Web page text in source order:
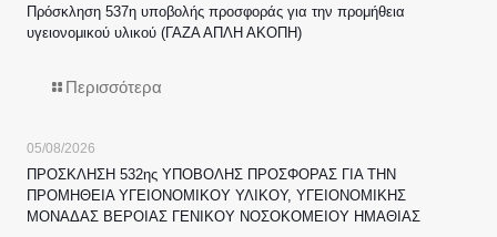
Πρόσκληση 537η υποβολής προσφοράς για την προμήθεια
υγειονομικού υλικού (ΓΑΖΑ ΑΠΛΗ ΑΚΟΠΗ)
Περισσότερα
05/08/2026
ΠΡΟΣΚΛΗΣΗ 532ης ΥΠΟΒΟΛΗΣ ΠΡΟΣΦΟΡΑΣ ΓΙΑ ΤΗΝ
ΠΡΟΜΗΘΕΙΑ ΥΓΕΙΟΝΟΜΙΚΟΥ ΥΛΙΚΟΥ, ΥΓΕΙΟΝΟΜΙΚΗΣ
ΜΟΝΑΔΑΣ ΒΕΡΟΙΑΣ ΓΕΝΙΚΟΥ ΝΟΣΟΚΟΜΕΙΟΥ ΗΜΑΘΙΑΣ